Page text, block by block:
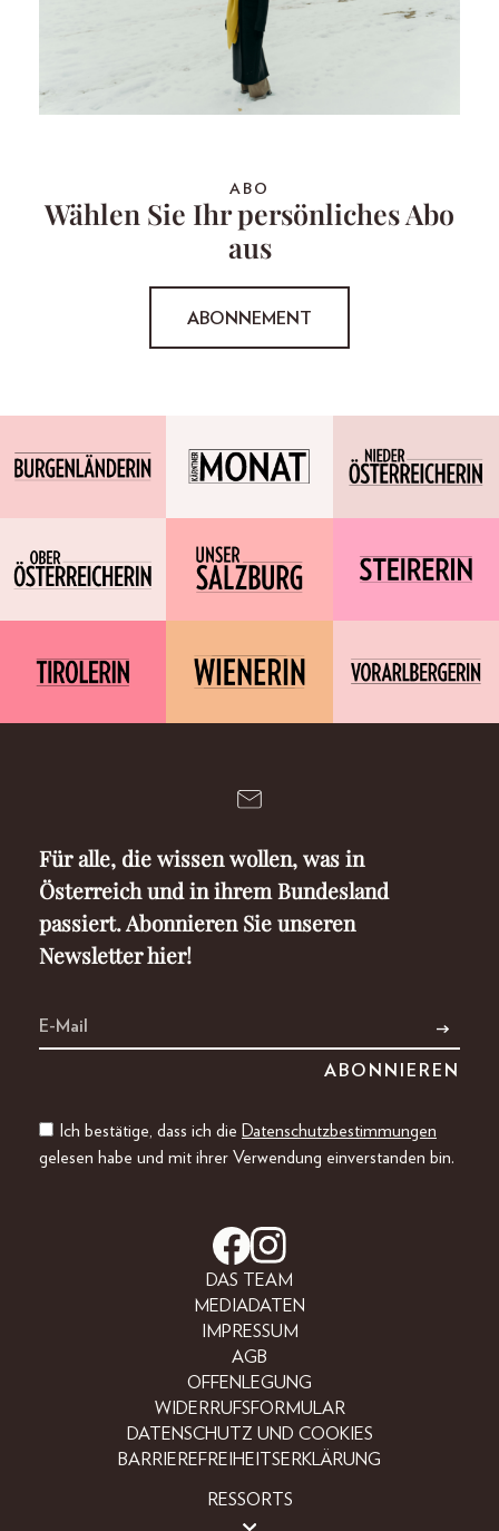
ABO
Wählen Sie Ihr persönliches Abo
aus
ABONNEMENT
Für alle, die wissen wollen, was in
Österreich und in ihrem Bundesland
passiert. Abonnieren Sie unseren
Newsletter hier!
Ich bestätige, dass ich die Datenschutzbestimmungen
gelesen habe und mit ihrer Verwendung einverstanden bin.
DAS TEAM
MEDIADATEN
IMPRESSUM
AGB
OFFENLEGUNG
WIDERRUFSFORMULAR
DATENSCHUTZ UND COOKIES
BARRIEREFREIHEITSERKLÄRUNG
RESSORTS